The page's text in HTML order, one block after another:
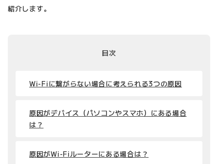
紹介します。
目次
Wi-Fiに繋がらない場合に考えられる3つの原因
原因がデバイス（パソコンやスマホ）にある場合
は？
原因がWi-Fiルーターにある場合は？